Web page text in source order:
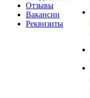
Отзывы
Вакансии
Реквизиты